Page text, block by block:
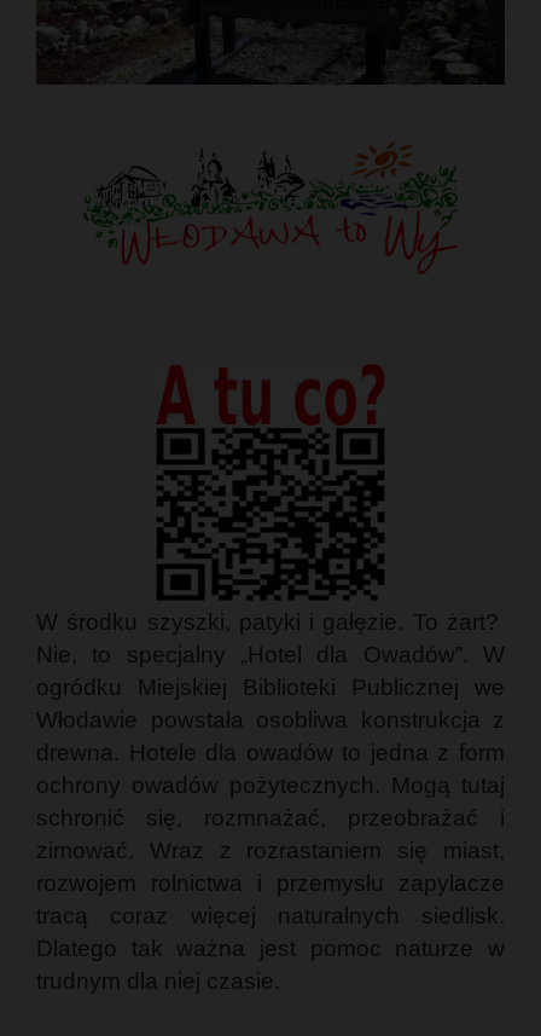
W środku szyszki, patyki i gałęzie. To żart?
Nie, to specjalny „Hotel dla Owadów”. W
ogródku Miejskiej Biblioteki Publicznej we
Włodawie powstała osobliwa konstrukcja z
drewna. Hotele dla owadów to jedna z form
ochrony owadów pożytecznych. Mogą tutaj
schronić się, rozmnażać, przeobrażać i
zimować. Wraz z rozrastaniem się miast,
rozwojem rolnictwa i przemysłu zapylacze
tracą coraz więcej naturalnych siedlisk.
Dlatego tak ważna jest pomoc naturze w
trudnym dla niej czasie.